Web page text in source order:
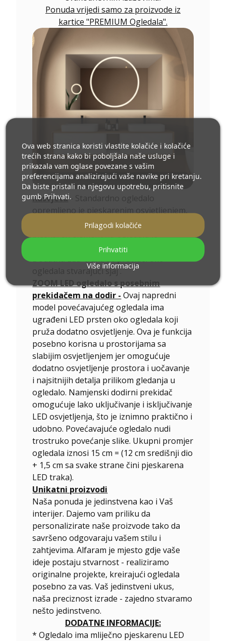
Ponuda vrijedi samo za proizvode iz
kartice "PREMIUM Ogledala".
Rasvjeta- Standardno ogledalo
opremljeno je pjeskarenim osvjetljenjem,
što omogućuje PREMIUM LED efekt -
pjeskaren element na ogledalu je
odmaknut od ruba za otprilike 10-11 cm
Dodatna LED traka se provlači oko
ogledala stvarajući sjaj .
ZOOM LED ogledalo s posebnim
prekidačem na dodir - Ovaj napredni
model povećavajućeg ogledala ima
ugrađeni LED prsten oko ogledala koji
pruža dodatno osvjetljenje. Ova je funkcija
posebno korisna u prostorijama sa
slabijim osvjetljenjem jer omogućuje
dodatno osvjetljenje prostora i uočavanje
i najsitnijih detalja prilikom gledanja u
ogledalo. Namjenski dodirni prekidač
omogućuje lako uključivanje i isključivanje
LED osvjetljenja, što je iznimno praktično i
udobno. Povećavajuće ogledalo nudi
trostruko povećanje slike. Ukupni promjer
ogledala iznosi 15 cm = (12 cm središnji dio
+ 1,5 cm sa svake strane čini pjeskarena
LED traka).
Unikatni proizvodi
Naša ponuda je jedinstvena kao i Vaš
interijer. Dajemo vam priliku da
personalizirate naše proizvode tako da
savršeno odgovaraju vašem stilu i
zahtjevima. Alfaram je mjesto gdje vaše
ideje postaju stvarnost - realiziramo
originalne projekte, kreirajući ogledala
posebno za vas. Vaš jedinstveni ukus,
naša preciznost izrade - zajedno stvaramo
nešto jedinstveno.
DODATNE INFORMACIJE:
* Ogledalo ima mliječno pjeskarenu LED
Ova web stranica koristi vlastite kolačiće i kolačiće
trećih strana kako bi poboljšala naše usluge i
prikazala vam oglase povezane s vašim
preferencijama analizirajući vaše navike pri kretanju.
Da biste pristali na njegovu upotrebu, pritisnite
gumb Prihvati.
Više informacija
Prilagodi kolačiće
Prihvatiti